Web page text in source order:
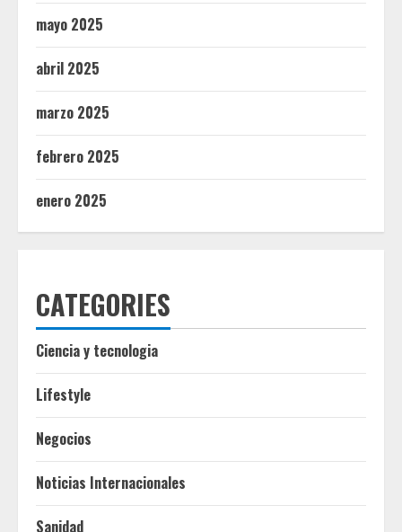
mayo 2025
abril 2025
marzo 2025
febrero 2025
enero 2025
CATEGORIES
Ciencia y tecnologia
Lifestyle
Negocios
Noticias Internacionales
Sanidad